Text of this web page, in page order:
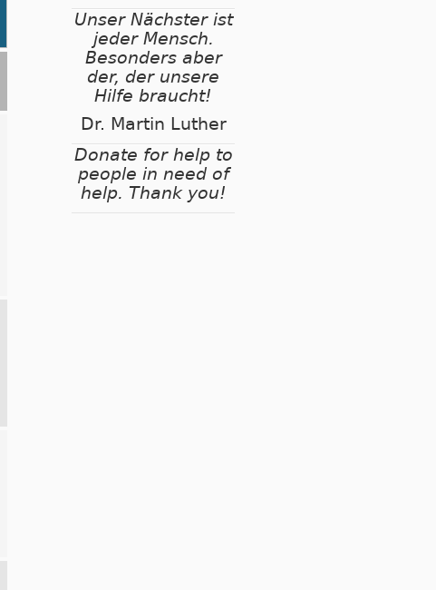
Unser Nächster ist
jeder Mensch.
Besonders aber
der, der unsere
Hilfe braucht!
Dr. Martin Luther
Donate for help to
people in need of
help. Thank you!